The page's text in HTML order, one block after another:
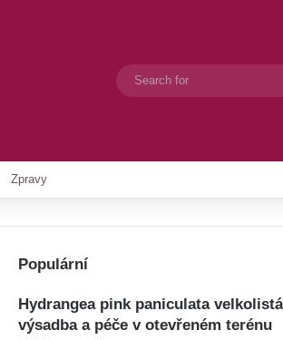
Switch skin
Zpravy
Populární
Hydrangea pink paniculata
výsadba a péče v otevřeném terénu